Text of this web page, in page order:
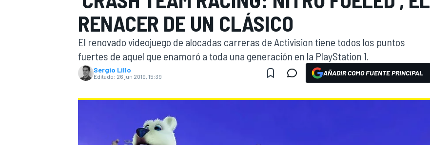
RENACER DE UN CLÁSICO
El renovado videojuego de alocadas carreras de Activision tiene todos los puntos
fuertes de aquel que enamoró a toda una generación en la PlayStation 1.
Sergio Lillo
Editado: 26 jun 2019, 15:39 AÑADIR COMO FUENTE PRINCIPAL